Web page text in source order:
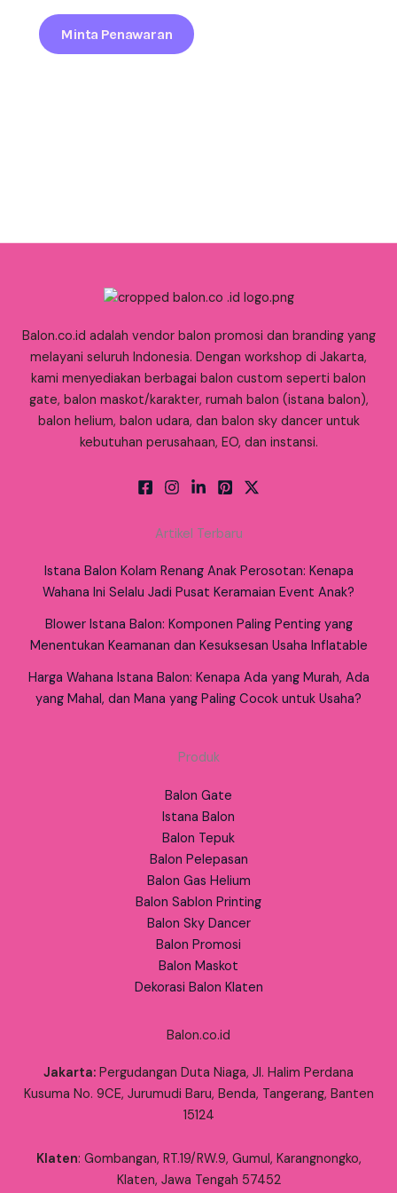
Minta Penawaran
Balon.co.id adalah vendor balon promosi dan branding yang
melayani seluruh Indonesia. Dengan workshop di Jakarta,
kami menyediakan berbagai balon custom seperti balon
gate, balon maskot/karakter, rumah balon (istana balon),
balon helium, balon udara, dan balon sky dancer untuk
kebutuhan perusahaan, EO, dan instansi.
Artikel Terbaru
Istana Balon Kolam Renang Anak Perosotan: Kenapa
Wahana Ini Selalu Jadi Pusat Keramaian Event Anak?
Blower Istana Balon: Komponen Paling Penting yang
Menentukan Keamanan dan Kesuksesan Usaha Inflatable
Harga Wahana Istana Balon: Kenapa Ada yang Murah, Ada
yang Mahal, dan Mana yang Paling Cocok untuk Usaha?
Produk
Balon Gate
Istana Balon
Balon Tepuk
Balon Pelepasan
Balon Gas Helium
Balon Sablon Printing
Balon Sky Dancer
Balon Promosi
Balon Maskot
Dekorasi Balon Klaten
Balon.co.id
Jakarta: Pergudangan Duta Niaga, Jl. Halim Perdana
Kusuma No. 9CE, Jurumudi Baru, Benda, Tangerang, Banten
15124
Klaten: Gombangan, RT.19/RW.9, Gumul, Karangnongko,
Klaten, Jawa Tengah 57452